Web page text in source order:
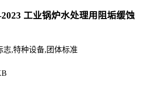
工业锅炉水处理用阻垢缓蚀